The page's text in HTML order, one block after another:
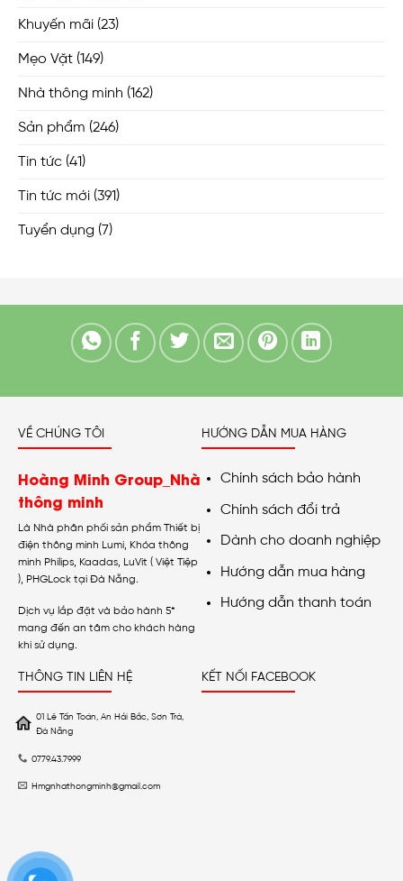
Khuyến mãi (23)
Mẹo Vặt (149)
Nhà thông minh (162)
Sản phẩm (246)
Tin tức (41)
Tin tức mới (391)
Tuyển dụng (7)
VỀ CHÚNG TÔI
Hoàng Minh Group_Nhà
thông minh
Là Nhà phân phối sản phẩm Thiết bị
điện thông minh Lumi, Khóa thông
minh Philips, Kaadas, LuVit ( Việt Tiệp
), PHGLock tại Đà Nẵng.
Dịch vụ lắp đặt và bảo hành 5*
mang đến an tâm cho khách hàng
khi sử dụng.
HƯỚNG DẪN MUA HÀNG
Chính sách bảo hành
Chính sách đổi trả
Dành cho doanh nghiệp
Hướng dẫn mua hàng
Hướng dẫn thanh toán
THÔNG TIN LIÊN HỆ
01 Lê Tấn Toán, An Hải Bắc, Sơn Trà,
Đà Nẵng
0779.43.7999
Hmgnhathongminh@gmail.com
KẾT NỐI FACEBOOK